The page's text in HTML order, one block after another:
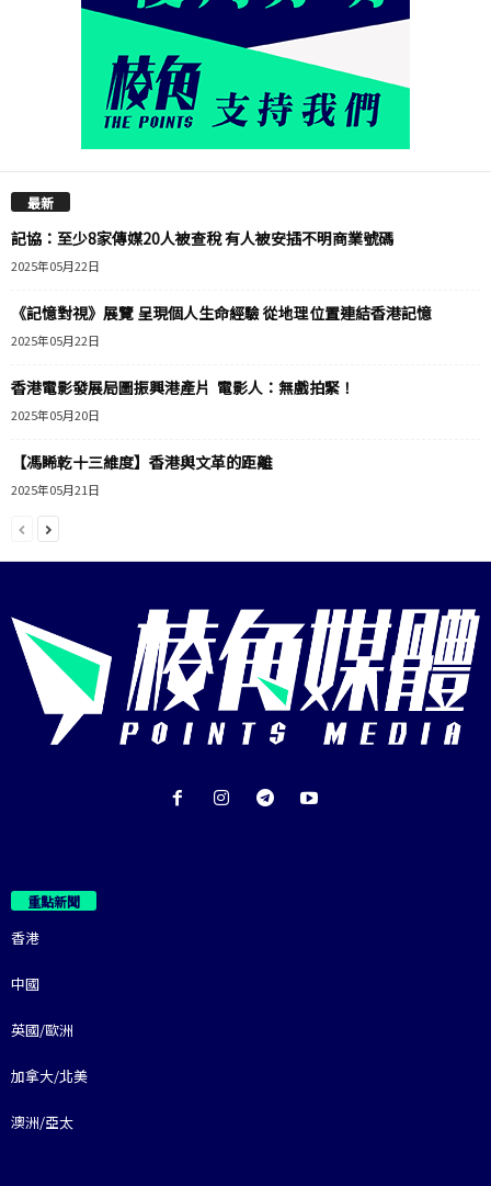
最新
記協：至少8家傳媒20人被查稅 有人被安插不明商業號碼
2025年05月22日
《記憶對視》展覽 呈現個人生命經驗 從地理位置連結香港記憶
2025年05月22日
香港電影發展局圖振興港產片 電影人：無戲拍緊！
2025年05月20日
【馮睎乾十三維度】香港與文革的距離
2025年05月21日
重點新聞
香港
中國
英國/歐洲
加拿大/北美
澳洲/亞太